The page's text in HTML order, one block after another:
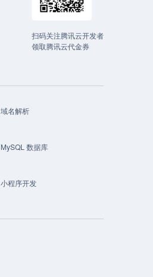
扫码关注腾讯云开发者
领取腾讯云代金券
域名解析
MySQL 数据库
小程序开发